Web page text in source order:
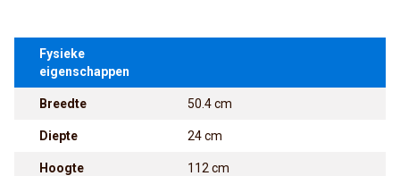
Fysieke
eigenschappen
Breedte 50.4 cm
Diepte 24 cm
Hoogte 112 cm